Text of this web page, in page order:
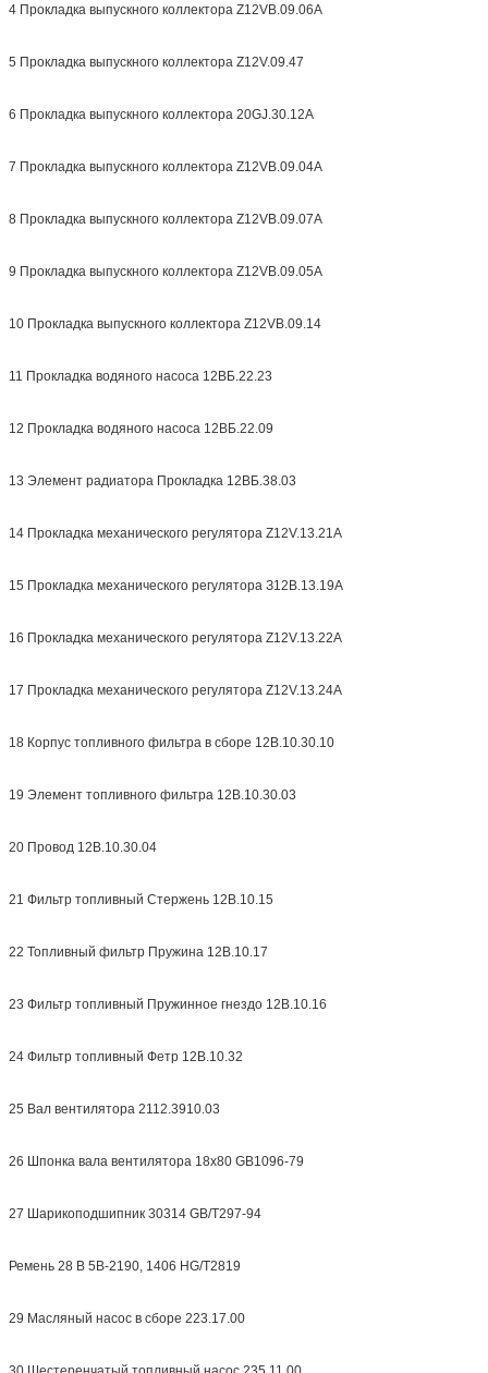
4 Прокладка выпускного коллектора Z12VB.09.06A
5 Прокладка выпускного коллектора Z12V.09.47
6 Прокладка выпускного коллектора 20GJ.30.12A
7 Прокладка выпускного коллектора Z12VB.09.04A
8 Прокладка выпускного коллектора Z12VB.09.07A
9 Прокладка выпускного коллектора Z12VB.09.05A
10 Прокладка выпускного коллектора Z12VB.09.14
11 Прокладка водяного насоса 12ВБ.22.23
12 Прокладка водяного насоса 12ВБ.22.09
13 Элемент радиатора Прокладка 12ВБ.38.03
14 Прокладка механического регулятора Z12V.13.21A
15 Прокладка механического регулятора З12В.13.19А
16 Прокладка механического регулятора Z12V.13.22A
17 Прокладка механического регулятора Z12V.13.24A
18 Корпус топливного фильтра в сборе 12В.10.30.10
19 Элемент топливного фильтра 12В.10.30.03
20 Провод 12В.10.30.04
21 Фильтр топливный Стержень 12В.10.15
22 Топливный фильтр Пружина 12В.10.17
23 Фильтр топливный Пружинное гнездо 12В.10.16
24 Фильтр топливный Фетр 12В.10.32
25 Вал вентилятора 2112.3910.03
26 Шпонка вала вентилятора 18x80 GB1096-79
27 Шарикоподшипник 30314 GB/T297-94
Ремень 28 В 5В-2190, 1406 HG/T2819
29 Масляный насос в сборе 223.17.00